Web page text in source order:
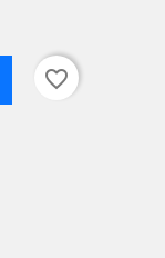
favorite_border